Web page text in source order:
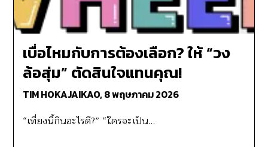
เบื่อไหมกับการต้องเลือก? ให้ “วง
ล้อสุ่ม” ตัดสินใจแทนคุณ!
TIM HOKAJAIKAO,8 พฤษภาคม 2026
“เที่ยงนี้กินอะไรดี?” “ใครจะเป็น…